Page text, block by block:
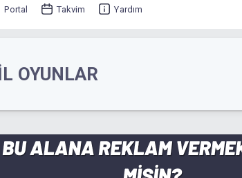
Portal Takvim Yardım
OYUNLAR